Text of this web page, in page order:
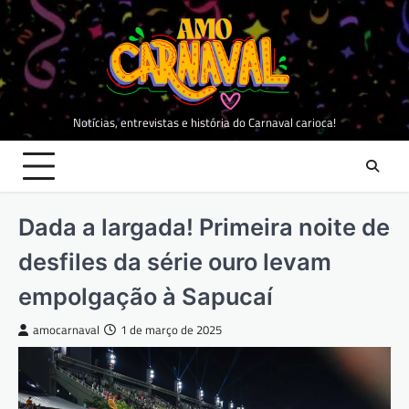
Skip
content
Notícias, entrevistas e história do Carnaval carioca!
Dada a largada! Primeira noite de
desfiles da série ouro levam
empolgação à Sapucaí
amocarnaval 1 de março de 2025